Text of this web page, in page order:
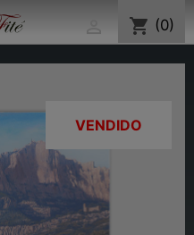
shopping_cart (0)
VENDIDO